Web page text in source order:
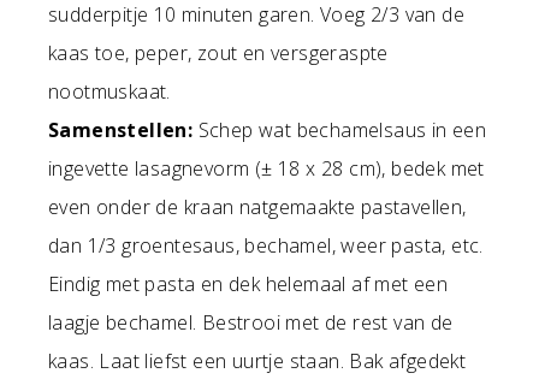
sudderpitje 10 minuten garen. Voeg 2/3 van de
kaas toe, peper, zout en versgeraspte
nootmuskaat.
Samenstellen: Schep wat bechamelsaus in een
ingevette lasagnevorm (± 18 x 28 cm), bedek met
even onder de kraan natgemaakte pastavellen,
dan 1/3 groentesaus, bechamel, weer pasta, etc.
Eindig met pasta en dek helemaal af met een
laagje bechamel. Bestrooi met de rest van de
kaas. Laat liefst een uurtje staan. Bak afgedekt